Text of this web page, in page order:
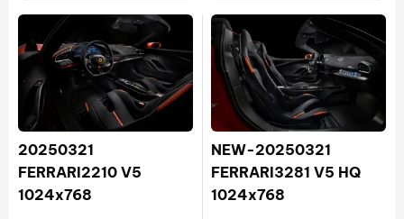
20250321
FERRARI2210 V5
1024x768
NEW-20250321
FERRARI3281 V5 HQ
1024x768